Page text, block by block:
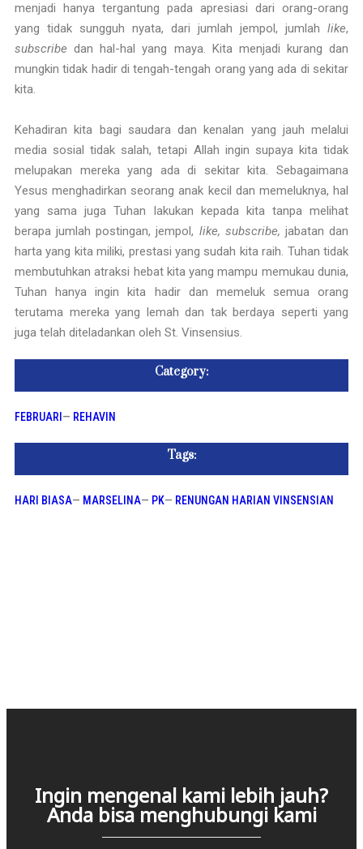
menjadi hanya tergantung pada apresiasi dari orang-orang
yang tidak sungguh nyata, dari jumlah jempol, jumlah like,
subscribe dan hal-hal yang maya. Kita menjadi kurang dan
mungkin tidak hadir di tengah-tengah orang yang ada di sekitar
kita.
Kehadiran kita bagi saudara dan kenalan yang jauh melalui
media sosial tidak salah, tetapi Allah ingin supaya kita tidak
melupakan mereka yang ada di sekitar kita. Sebagaimana
Yesus menghadirkan seorang anak kecil dan memeluknya, hal
yang sama juga Tuhan lakukan kepada kita tanpa melihat
berapa jumlah postingan, jempol, like, subscribe, jabatan dan
harta yang kita miliki, prestasi yang sudah kita raih. Tuhan tidak
membutuhkan atraksi hebat kita yang mampu memukau dunia,
Tuhan hanya ingin kita hadir dan memeluk semua orang
terutama mereka yang lemah dan tak berdaya seperti yang
juga telah diteladankan oleh St. Vinsensius.
Category:
FEBRUARI — REHAVIN
Tags:
HARI BIASA— MARSELINA— PK— RENUNGAN HARIAN VINSENSIAN
Ingin mengenal kami lebih jauh?
Anda bisa menghubungi kami